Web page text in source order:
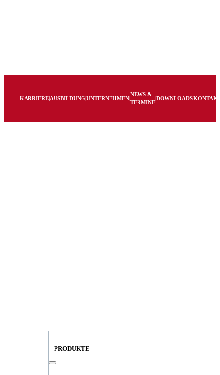
KARRIERE|AUSBILDUNG|UNTERNEHMEN|
NEWS &
TERMINE
|DOWNLOADS|
PRODUKTE